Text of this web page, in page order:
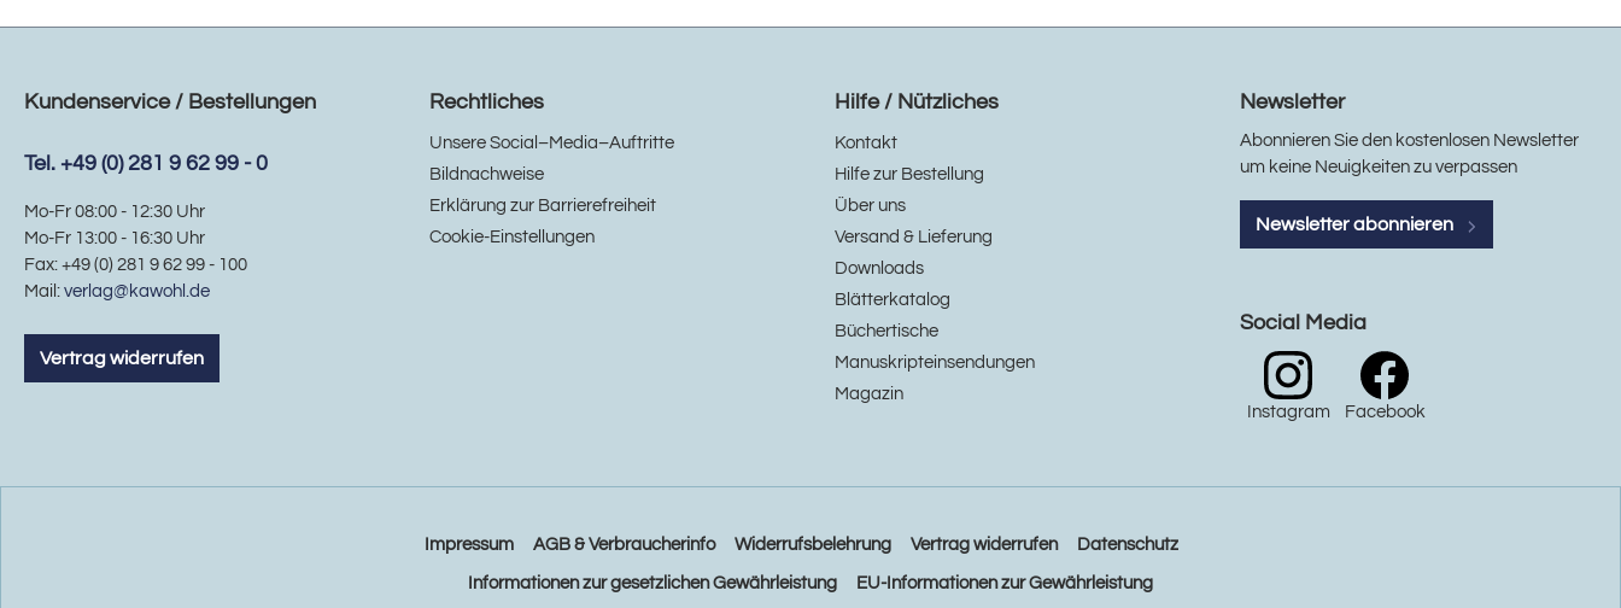
Kundenservice / Bestellungen
Tel. +49 (0) 281 9 62 99 - 0
Mo-Fr 08:00 - 12:30 Uhr
Mo-Fr 13:00 - 16:30 Uhr
Fax: +49 (0) 281 9 62 99 - 100
Mail: verlag@kawohl.de
Vertrag widerrufen
Rechtliches
Unsere Social–Media–Auftritte
Bildnachweise
Erklärung zur Barrierefreiheit
Cookie-Einstellungen
Hilfe / Nützliches
Kontakt
Hilfe zur Bestellung
Über uns
Versand & Lieferung
Downloads
Blätterkatalog
Büchertische
Manuskripteinsendungen
Magazin
Newsletter
Abonnieren Sie den kostenlosen Newsletter
um keine Neuigkeiten zu verpassen
Newsletter abonnieren
Social Media
Instagram Facebook
Impressum AGB & Verbraucherinfo Widerrufsbelehrung Vertrag widerrufen Datenschutz
Informationen zur gesetzlichen Gewährleistung EU-Informationen zur Gewährleistung